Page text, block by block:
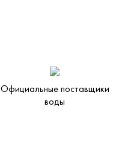
Официальные поставщики
воды